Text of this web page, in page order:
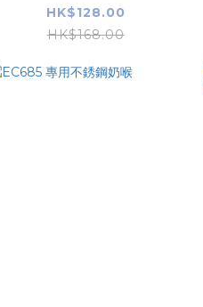
比亞精選咖啡豆
HK$128.00
HK$168.00